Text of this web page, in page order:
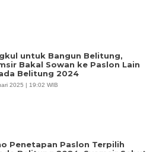
untuk Bangun Belitung,
Bakal Sowan ke Paslon Lain
Belitung 2024
2025 | 19:02 WIB
Penetapan Paslon Terpilih